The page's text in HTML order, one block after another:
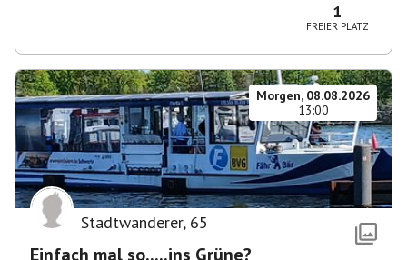
1
FREIER PLATZ
Morgen, 08.08.2026
13:00
Stadtwanderer, 65
Einfach mal so.....ins Grüne?